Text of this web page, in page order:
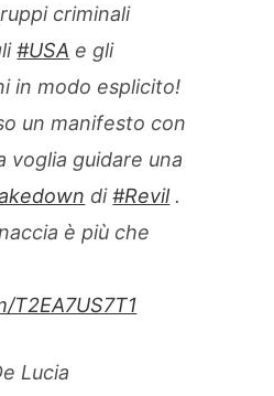
criminali
#USA e gli
in modo esplicito!
un manifesto con
voglia guidare una
di#Revil.
è più che
Lucia